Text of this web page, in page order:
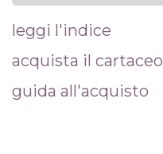
leggi l'indice
acquista il cartaceo
guida all'acquisto